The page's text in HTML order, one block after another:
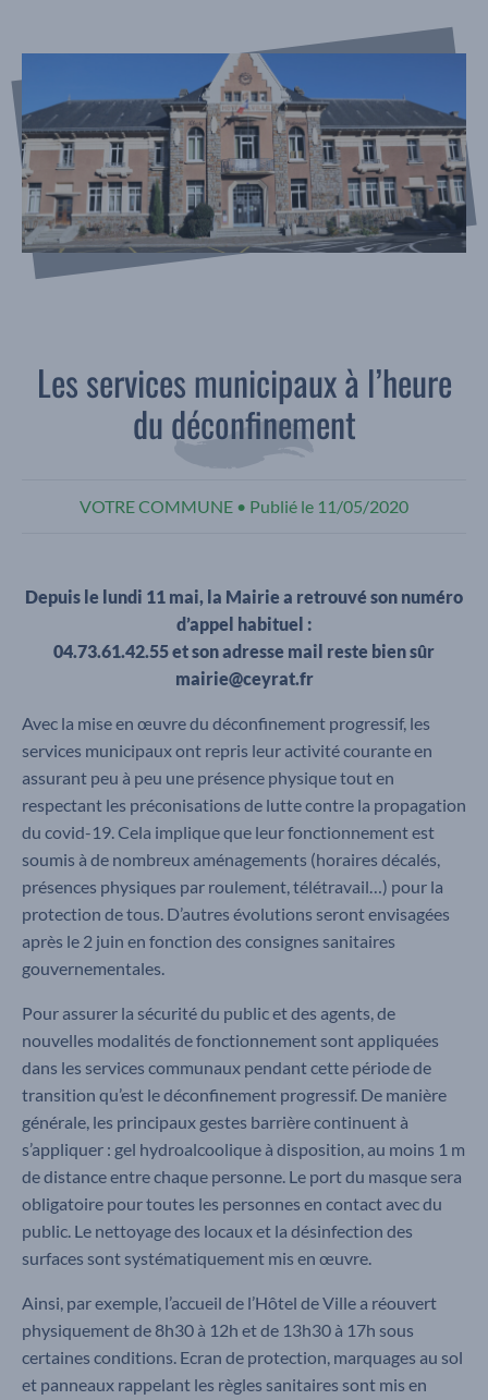
Les services municipaux à l’heure
du déconfinement
VOTRE COMMUNE • Publié le 11/05/2020
Depuis le lundi 11 mai, la Mairie a retrouvé son numéro
d’appel habituel :
04.73.61.42.55 et son adresse mail reste bien sûr
mairie@ceyrat.fr
Avec la mise en œuvre du déconfinement progressif, les
services municipaux ont repris leur activité courante en
assurant peu à peu une présence physique tout en
respectant les préconisations de lutte contre la propagation
du covid-19. Cela implique que leur fonctionnement est
soumis à de nombreux aménagements (horaires décalés,
présences physiques par roulement, télétravail…) pour la
protection de tous. D’autres évolutions seront envisagées
après le 2 juin en fonction des consignes sanitaires
gouvernementales.
Pour assurer la sécurité du public et des agents, de
nouvelles modalités de fonctionnement sont appliquées
dans les services communaux pendant cette période de
transition qu’est le déconfinement progressif. De manière
générale, les principaux gestes barrière continuent à
s’appliquer : gel hydroalcoolique à disposition, au moins 1 m
de distance entre chaque personne. Le port du masque sera
obligatoire pour toutes les personnes en contact avec du
public. Le nettoyage des locaux et la désinfection des
surfaces sont systématiquement mis en œuvre.
Ainsi, par exemple, l’accueil de l’Hôtel de Ville a réouvert
physiquement de 8h30 à 12h et de 13h30 à 17h sous
certaines conditions. Ecran de protection, marquages au sol
et panneaux rappelant les règles sanitaires sont mis en